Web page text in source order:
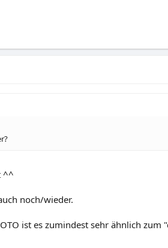
^^
noch/wieder.
ist es zumindest sehr ähnlich